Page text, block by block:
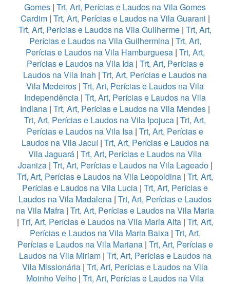
Gomes | Trt, Art, Perícias e Laudos na Vila Gomes
Cardim| Trt, Art, Perícias e Laudos na Vila Guarani |
Trt, Art, Perícias e Laudos na Vila Guilherme | Trt, Art,
Perícias e Laudos na Vila Guilhermina| Trt, Art,
Perícias e Laudos na Vila Hamburguesa| Trt, Art,
Perícias e Laudos na Vila Ida| Trt, Art, Perícias e
Laudos na Vila Inah | Trt, Art, Perícias e Laudos na
Vila Medeiros | Trt, Art, Perícias e Laudos na Vila
Independência | Trt, Art, Perícias e Laudos na Vila
Indiana | Trt, Art, Perícias e Laudos na Vila Mendes |
Trt, Art, Perícias e Laudos na Vila Ipojuca | Trt, Art,
Perícias e Laudos na Vila Isa | Trt, Art, Perícias e
Laudos na Vila Jacuí| Trt, Art, Perícias e Laudos na
Vila Jaguará | Trt, Art, Perícias e Laudos na Vila
Joaniza| Trt, Art, Perícias e Laudos na Vila Lageado|
Trt, Art, Perícias e Laudos na Vila Leopoldina | Trt, Art,
Perícias e Laudos na Vila Lucia | Trt, Art, Perícias e
Laudos na Vila Madalena | Trt, Art, Perícias e Laudos
na Vila Mafra | Trt, Art, Perícias e Laudos na Vila Maria
| Trt, Art, Perícias e Laudos na Vila Maria Alta | Trt, Art,
Perícias e Laudos na Vila Maria Baixa| Trt, Art,
Perícias e Laudos na Vila Mariana| Trt, Art, Perícias e
Laudos na Vila Miriam| Trt, Art, Perícias e Laudos na
Vila Missionária | Trt, Art, Perícias e Laudos na Vila
Moinho Velho | Trt, Art, Perícias e Laudos na Vila